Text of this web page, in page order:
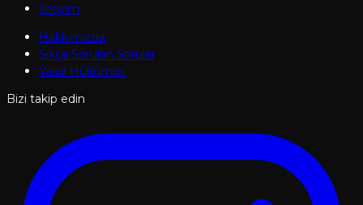
İletişim
Hakkımızda
Sıkça Sorulan Sorular
Yasal Hükümler
Bizi takip edin